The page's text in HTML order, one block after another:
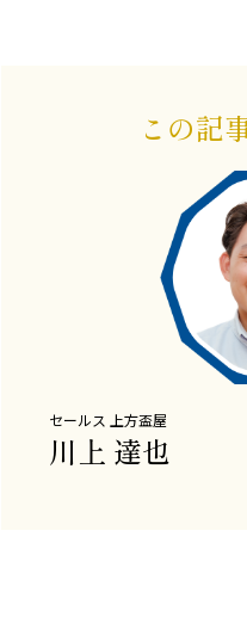
この記
セールス 上方盃屋
川上 達也